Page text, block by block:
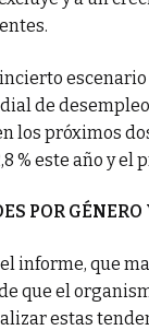
de
los próximos
% este año y el
POR GÉNERO
informe, que
que el
estas